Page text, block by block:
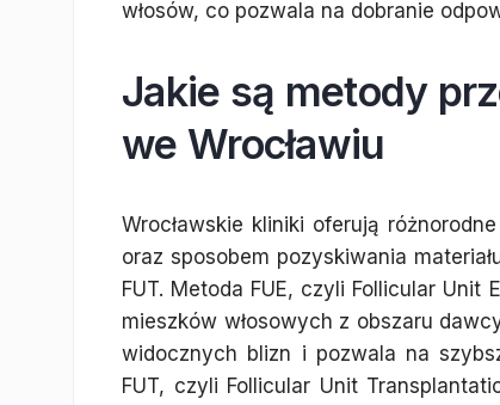
włosów, co pozwala na dobranie
Jakie są metody
we Wrocławiu
Wrocławskie kliniki oferują
oraz sposobem pozyskiwania
FUT. Metoda FUE, czyli Follicular
mieszków włosowych z obszaru
widocznych blizn i pozwala na
FUT, czyli Follicular Unit